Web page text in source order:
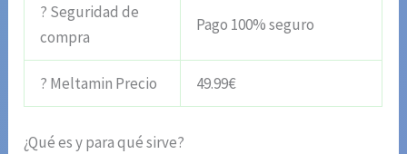
? Seguridad de
compra
Pago 100% seguro
? Meltamin Precio 49.99€
¿Qué es y para qué sirve?